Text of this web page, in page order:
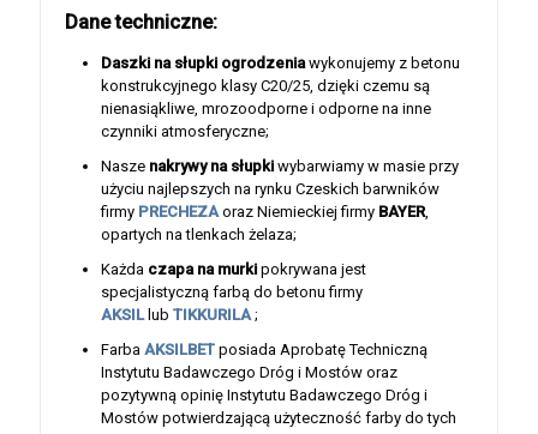
Dane techniczne:
Daszki na słupki ogrodzeniawykonujemy z betonu
konstrukcyjnego klasy C20/25, dzięki czemu są
nienasiąkliwe, mrozoodporne i odporne na inne
czynniki atmosferyczne;
Nasze nakrywy na słupki wybarwiamy w masie przy
użyciu najlepszych na rynku Czeskich barwników
firmy PRECHEZA oraz Niemieckiej firmy BAYER,
opartych na tlenkach żelaza;
Każda czapa na murki pokrywana jest
specjalistyczną farbą do betonu firmy
AKSIL lub TIKKURILA;
Farba AKSILBET posiada Aprobatę Techniczną
Instytutu Badawczego Dróg i Mostów oraz
pozytywną opinię Instytutu Badawczego Dróg i
Mostów potwierdzającą użyteczność farby do tych